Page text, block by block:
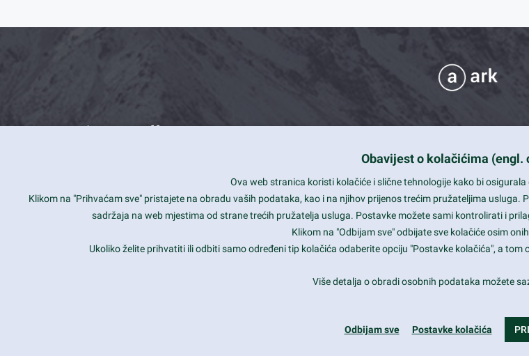
What we offer
Is your website user friendly?
Ark offers weekly stunning designs.
Why our customers love Ark?
Smart and beautiful design
Unlimited Eelements
Mobile ready
Obavijest o kolačićima (engl.
Ova web stranica koristi kolačiće i slične tehnologije kako bi
Klikom na "Prihvaćam sve" pristajete na obradu vaših podataka, kao i na njihov prijenos trećim pružateljima
sadržaja na web mjestima od strane trećih pružatelja usluga. Postavke možete sami kontrolirati i
Klikom na "Odbijam sve" odbijate sve kolačiće osim
Ukoliko želite prihvatiti ili odbiti samo određeni tip kolačića odaberite opciju "Postavke kolačića", a
Više detalja o obradi osobnih podataka možete
Odbijam sve Postavke kolačića